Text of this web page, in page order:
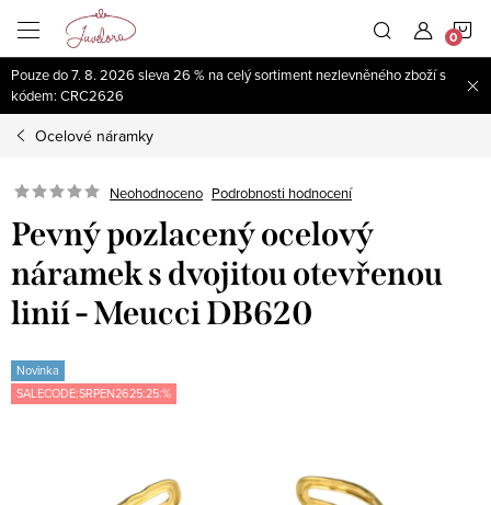
obsah
Pouze do 7. 8. 2026 sleva 26 % na celý sortiment nezlevněného zboží s
kódem: CRC2626
Ocelové náramky
Neohodnoceno Podrobnosti hodnocení
Pevný pozlacený ocelový
náramek s dvojitou otevřenou
linií - Meucci DB620
Novinka
SALECODE:SRPEN2625:25:%